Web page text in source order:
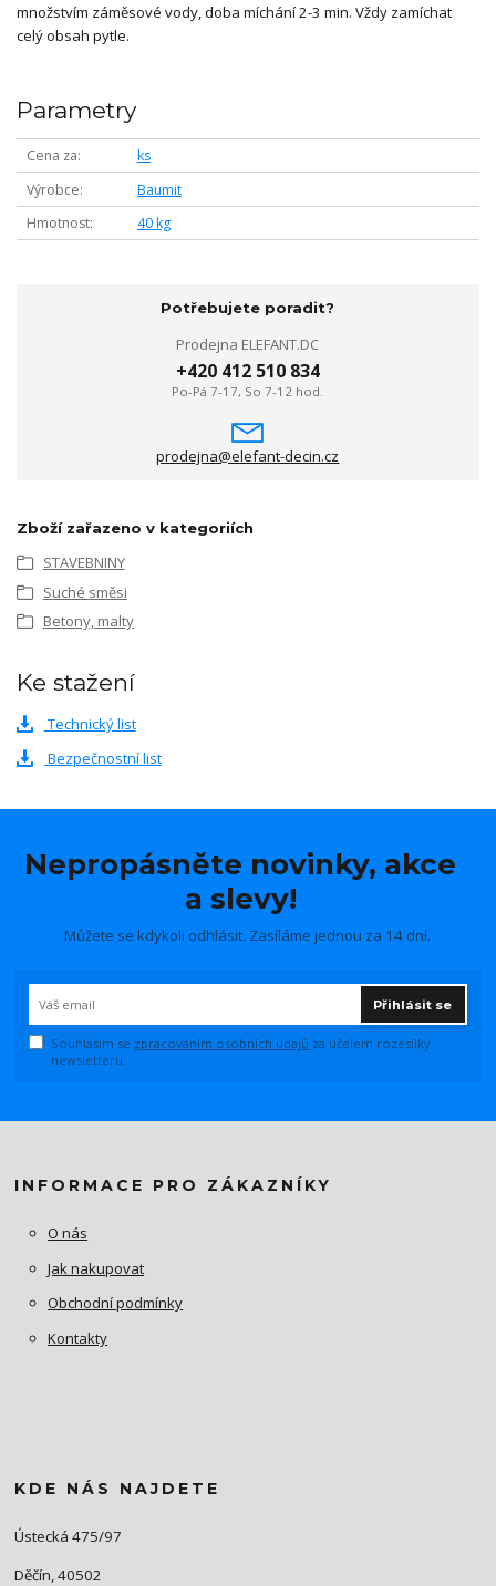
množstvím záměsové vody, doba míchání 2-3 min. Vždy zamíchat
celý obsah pytle.
Parametry
Cena za
ks
Výrobce
Baumit
Hmotnost
40 kg
Potřebujete poradit?
Prodejna ELEFANT.DC
+420 412 510 834
Po-Pá 7-17, So 7-12 hod.
prodejna@elefant-decin.cz
Zboží zařazeno v kategoriích
STAVEBNINY
Suché směsi
Betony, malty
Ke stažení
Technický list
Bezpečnostní list
Nepropásněte novinky, akce
a slevy!
Můžete se kdykoli odhlásit. Zasíláme jednou za 14 dní.
Přihlásit se
Souhlasím se zpracováním osobních údajů za účelem rozesílky
newsletteru.
INFORMACE PRO ZÁKAZNÍKY
O nás
Jak nakupovat
Obchodní podmínky
Kontakty
KDE NÁS NAJDETE
Ústecká 475/97
Děčín, 40502